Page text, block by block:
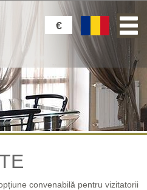
€
convenabilă pentru vizitatorii